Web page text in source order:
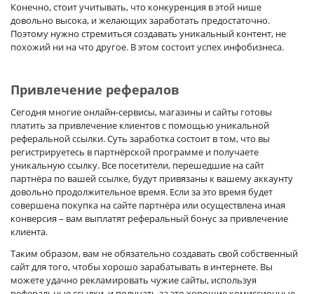
Конечно, стоит учитывать, что конкуренция в этой нише
довольно высока, и желающих заработать предостаточно.
Поэтому нужно стремиться создавать уникальный контент, не
похожий ни на что другое. В этом состоит успех инфобизнеса.
Привлечение рефералов
Сегодня многие онлайн-сервисы, магазины и сайты готовы
платить за привлечение клиентов с помощью уникальной
реферальной ссылки. Суть заработка состоит в том, что вы
регистрируетесь в партнёрской программе и получаете
уникальную ссылку. Все посетители, перешедшие на сайт
партнёра по вашей ссылке, будут привязаны к вашему аккаунту
довольно продолжительное время. Если за это время будет
совершена покупка на сайте партнёра или осуществлена иная
конверсия – вам выплатят реферальный бонус за привлечение
клиента.
Таким образом, вам не обязательно создавать свой собственный
сайт для того, чтобы хорошо зарабатывать в интернете. Вы
можете удачно рекламировать чужие сайты, используя